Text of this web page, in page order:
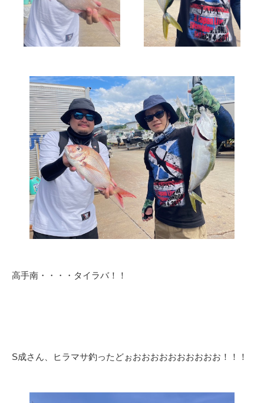
高手南・・・・タイラバ！！
S成さん、ヒラマサ釣ったどぉおおおおおおおおおお！！！